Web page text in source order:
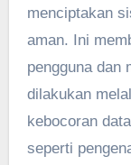
menciptakan
aman. Ini
pengguna dan
dilakukan
kebocoran
seperti